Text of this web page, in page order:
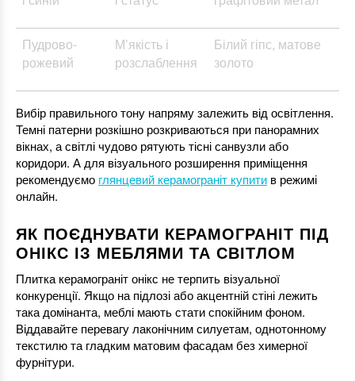
Пудрово-
рожевий
М’якість і
розслаблення
Білий гіпс, матове
золото
Вибір правильного тону напряму залежить від освітлення.
Темні патерни розкішно розкриваються при панорамних
вікнах, а світлі чудово рятують тісні санвузли або
коридори. А для візуального розширення приміщення
рекомендуємо глянцевий керамограніт купити в режимі
онлайн.
ЯК ПОЄДНУВАТИ КЕРАМОГРАНІТ ПІД
ОНІКС ІЗ МЕБЛЯМИ ТА СВІТЛОМ
Плитка керамограніт онікс не терпить візуальної
конкуренції. Якщо на підлозі або акцентній стіні лежить
така домінанта, меблі мають стати спокійним фоном.
Віддавайте перевагу лаконічним силуетам, однотонному
текстилю та гладким матовим фасадам без химерної
фурнітури.